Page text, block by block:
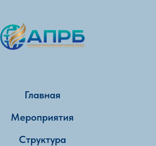
Главная
Мероприятия
Структура